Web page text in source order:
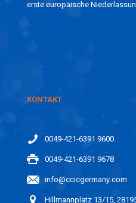
erste europäische
KONTAKT
0049-421-6391 9600
0049-421-6391 9678
info@ccicgermany.com
Hillmannplatz 13/15,